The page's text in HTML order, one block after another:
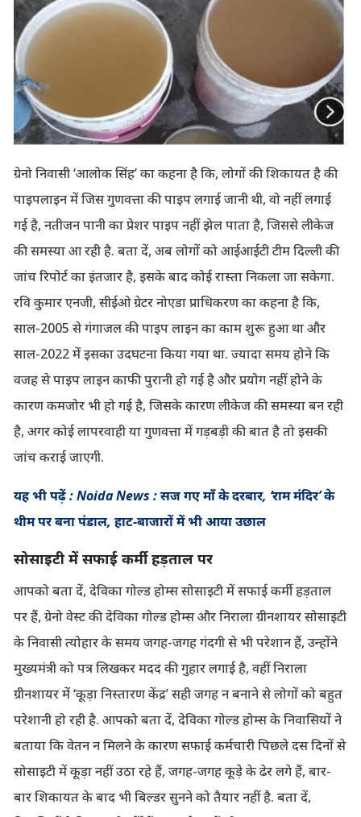
ग्रेनो निवासी ‘आलोक सिंह’ का कहना है कि, लोगों की शिकायत है की
पाइपलाइन में जिस गुणवत्ता की पाइप लगाई जानी थी, वो नहीं लगाई
गई है, नतीजन पानी का प्रेशर पाइप नहीं झेल पाता है, जिससे लीकेज
की समस्या आ रही है. बता दें, अब लोगों को आईआईटी टीम दिल्ली की
जांच रिपोर्ट का इंतजार है, इसके बाद कोई रास्ता निकला जा सकेगा.
रवि कुमार एनजी, सीईओ ग्रेटर नोएडा प्राधिकरण का कहना है कि,
साल-2005 से गंगाजल की पाइप लाइन का काम शुरू हुआ था और
साल-2022 में इसका उदघटना किया गया था. ज्यादा समय होने कि
वजह से पाइप लाइन काफी पुरानी हो गई है और प्रयोग नहीं होने के
कारण कमजोर भी हो गई है, जिसके कारण लीकेज की समस्या बन रही
है, अगर कोई लापरवाही या गुणवत्ता में गड़बड़ी की बात है तो इसकी
जांच कराई जाएगी.
यह भी पढ़ें : Noida News : सज गए माँ के दरबार, ‘राम मंदिर’ के
थीम पर बना पंडाल, हाट-बाजारों में भी आया उछाल
सोसाइटी में सफाई कर्मी हड़ताल पर
आपको बता दें, देविका गोल्ड होम्स सोसाइटी में सफाई कर्मी हड़ताल
पर हैं, ग्रेनो वेस्ट की देविका गोल्ड होम्स और निराला ग्रीनशायर सोसाइटी
के निवासी त्योहार के समय जगह-जगह गंदगी से भी परेशान हैं, उन्होंने
मुख्यमंत्री को पत्र लिखकर मदद की गुहार लगाई है, वहीं निराला
ग्रीनशायर में ‘कूड़ा निस्तारण केंद्र’ सही जगह न बनाने से लोगों को बहुत
परेशानी हो रही है. आपको बता दें, देविका गोल्ड होम्स के निवासियों ने
बताया कि वेतन न मिलने के कारण सफाई कर्मचारी पिछले दस दिनों से
सोसाइटी में कूड़ा नहीं उठा रहे हैं, जगह-जगह कूड़े के ढेर लगे हैं, बार-
बार शिकायत के बाद भी बिल्डर सुनने को तैयार नहीं है. बता दें,